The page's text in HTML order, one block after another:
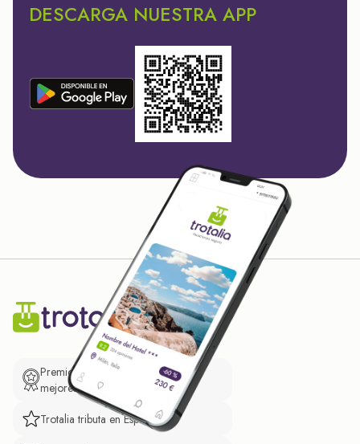
DESCARGA NUESTRA APP
Premio de El Confidencial a las
mejores prácticas empresariales.
Trotalia tributa en España